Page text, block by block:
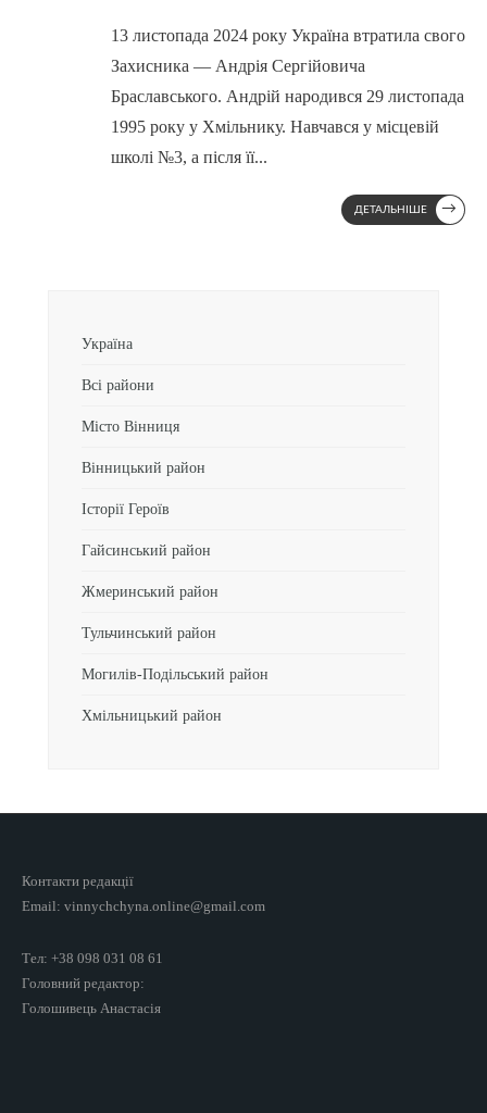
13 листопада 2024 року Україна втратила свого
Захисника — Андрія Сергійовича
Браславського. Андрій народився 29 листопада
1995 року у Хмільнику. Навчався у місцевій
школі №3, а після її...
ДЕТАЛЬНІШЕ →
Україна
Всі райони
Місто Вінниця
Вінницький район
Історії Героїв
Гайсинський район
Жмеринський район
Тульчинський район
Могилів-Подільський район
Хмільницький район
Контакти редакції
Email: vinnychchyna.online@gmail.com
Тел: +38 098 031 08 61
Головний редактор:
Голошивець Анастасія